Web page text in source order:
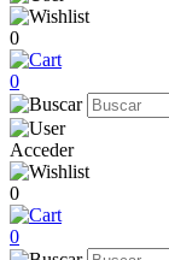
0
0
Acceder
0
0